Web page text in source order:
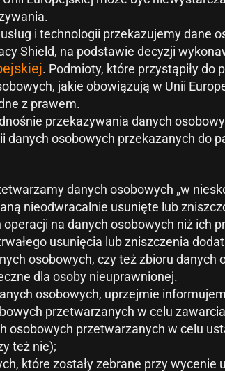
i technologii przekazujemy dane
Shield, na podstawie decyzji
. Podmioty, które przystąpiły do
jakie obowiązują w Unii
z prawem.
przekazywania danych
danych osobowych przekazanych do
danych osobowych „w
nieodwracalnie usunięte lub
na danych osobowych niż ich
usunięcia lub zniszczenia
osobowych, czy też zbioru
dla osoby nieuprawnionej.
osobowych, uprzejmie
przetwarzanych w celu
osobowych przetwarzanych w celu
też nie);
które zostały zebrane przy wycenie